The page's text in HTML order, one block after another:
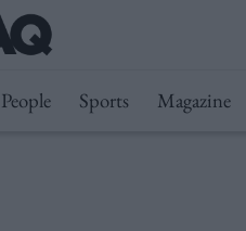
People Sports Magazine